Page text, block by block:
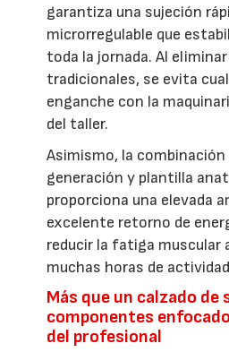
garantiza una sujeción
microrregulable que
toda la jornada. Al
tradicionales, se evita
enganche con la
del taller.
Asimismo, la combinación
generación y plantilla
proporciona una elevada
excelente retorno de
reducir la fatiga muscular
muchas horas de
Más que un calzado de
componentes
del profesional